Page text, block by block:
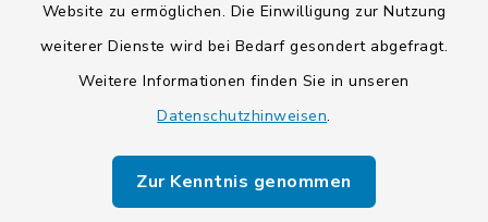
Website zu ermöglichen. Die Einwilligung zur Nutzung
weiterer Dienste wird bei Bedarf gesondert abgefragt.
Weitere Informationen finden Sie in unseren
Datenschutzhinweisen.
Zur Kenntnis genommen
Kontakt
Barrierefreiheit
Impressum